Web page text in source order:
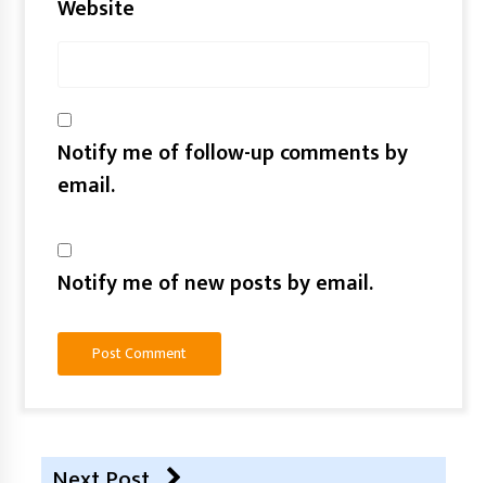
Website
Notify me of follow-up comments by
email.
Notify me of new posts by email.